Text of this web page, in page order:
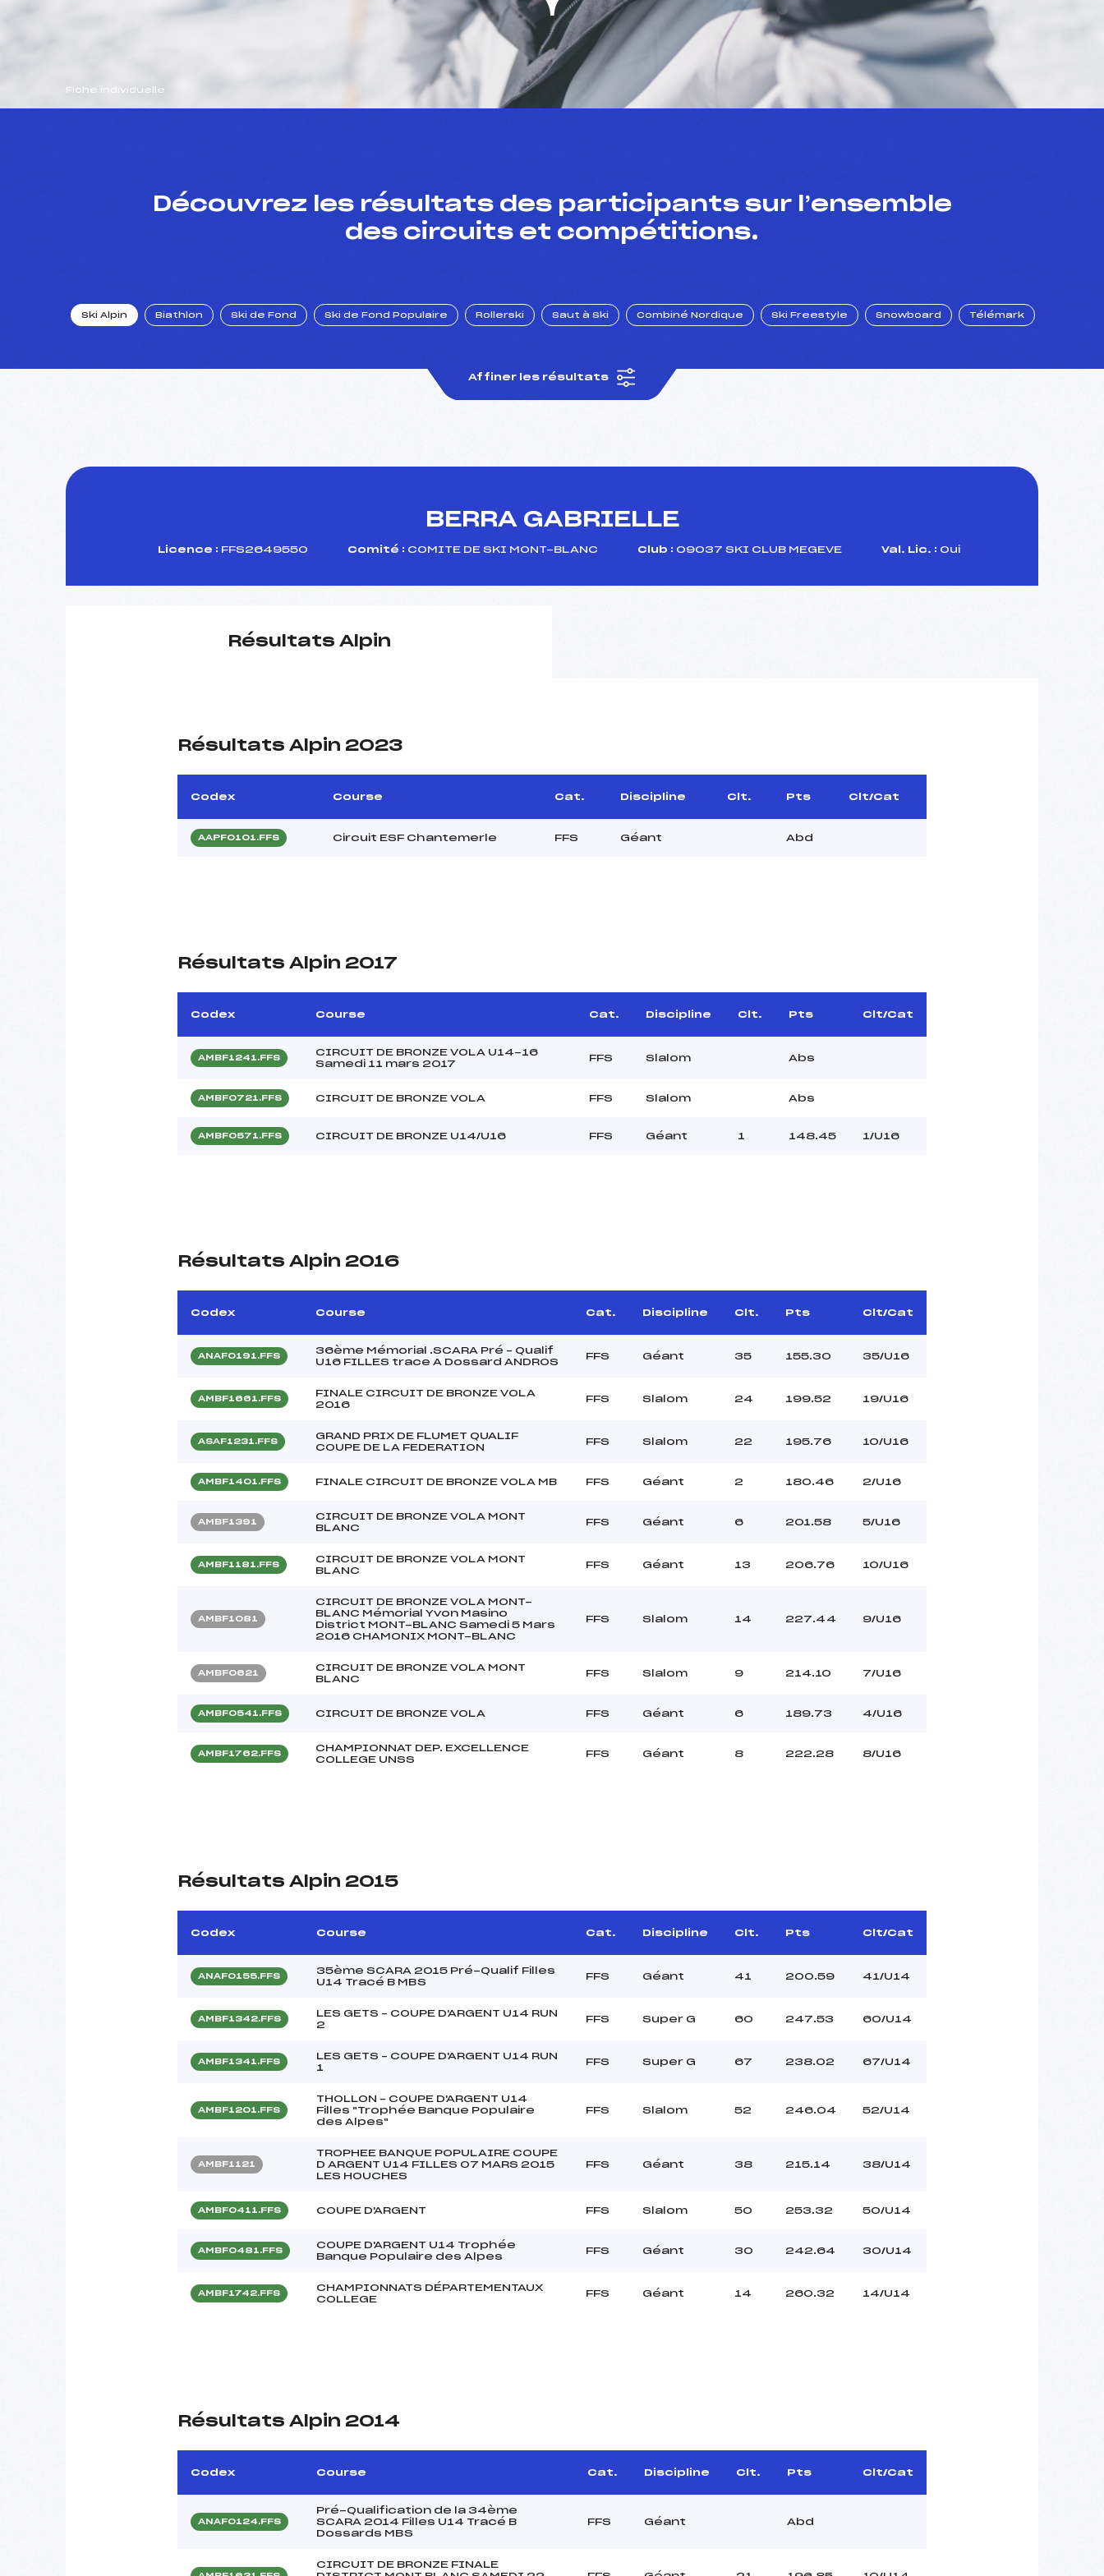
Fiche individuelle
Découvrez les résultats des participants sur l’ensemble
des circuits et compétitions.
Ski Alpin Biathlon Ski de Fond Ski de Fond Populaire Rollerski Saut à Ski Combiné Nordique Ski Freestyle Snowboard Télémark
Affiner les résultats
BERRA GABRIELLE
Licence : FFS2649550 Comité : COMITE DE SKI MONT-BLANC Club : 09037 SKI CLUB MEGEVE Val. Lic. : Oui
Résultats Alpin
Résultats Alpin 2023
Codex Course Cat. Discipline Clt. Pts Clt/Cat
AAPF0101.FFS Circuit ESF Chantemerle FFS Géant Abd
Résultats Alpin 2017
Codex Course Cat. Discipline Clt. Pts Clt/Cat
AMBF1241.FFS
CIRCUIT DE BRONZE VOLA U14-16
Samedi 11 mars 2017
FFS Slalom Abs
AMBF0721.FFS CIRCUIT DE BRONZE VOLA FFS Slalom Abs
AMBF0571.FFS CIRCUIT DE BRONZE U14/U16 FFS Géant 1 148.45 1/U16
Résultats Alpin 2016
Codex Course Cat. Discipline Clt. Pts Clt/Cat
ANAF0191.FFS
36ème Mémorial .SCARA Pré – Qualif
U16 FILLES trace A Dossard ANDROS
FFS Géant 35 155.30 35/U16
AMBF1661.FFS
FINALE CIRCUIT DE BRONZE VOLA
2016
FFS Slalom 24 199.52 19/U16
ASAF1231.FFS
GRAND PRIX DE FLUMET QUALIF
COUPE DE LA FEDERATION
FFS Slalom 22 195.76 10/U16
AMBF1401.FFS FINALE CIRCUIT DE BRONZE VOLA MB FFS Géant 2 180.46 2/U16
AMBF1391
CIRCUIT DE BRONZE VOLA MONT
BLANC
FFS Géant 6 201.58 5/U16
AMBF1181.FFS
CIRCUIT DE BRONZE VOLA MONT
BLANC
FFS Géant 13 206.76 10/U16
AMBF1081
CIRCUIT DE BRONZE VOLA MONT-
BLANC Mémorial Yvon Masino
District MONT-BLANC Samedi 5 Mars
2016 CHAMONIX MONT-BLANC
FFS Slalom 14 227.44 9/U16
AMBF0621
CIRCUIT DE BRONZE VOLA MONT
BLANC
FFS Slalom 9 214.10 7/U16
AMBF0541.FFS CIRCUIT DE BRONZE VOLA FFS Géant 6 189.73 4/U16
AMBF1762.FFS
CHAMPIONNAT DEP. EXCELLENCE
COLLEGE UNSS
FFS Géant 8 222.28 8/U16
Résultats Alpin 2015
Codex Course Cat. Discipline Clt. Pts Clt/Cat
ANAF0155.FFS
35ème SCARA 2015 Pré-Qualif Filles
U14 Tracé B MBS
FFS Géant 41 200.59 41/U14
AMBF1342.FFS
LES GETS – COUPE D'ARGENT U14 RUN
2
FFS Super G 60 247.53 60/U14
AMBF1341.FFS
LES GETS – COUPE D'ARGENT U14 RUN
1
FFS Super G 67 238.02 67/U14
AMBF1201.FFS
THOLLON – COUPE D'ARGENT U14
Filles "Trophée Banque Populaire
des Alpes"
FFS Slalom 52 246.04 52/U14
AMBF1121
TROPHEE BANQUE POPULAIRE COUPE
D ARGENT U14 FILLES 07 MARS 2015
LES HOUCHES
FFS Géant 38 215.14 38/U14
AMBF0411.FFS COUPE D'ARGENT FFS Slalom 50 253.32 50/U14
AMBF0481.FFS
COUPE D'ARGENT U14 Trophée
Banque Populaire des Alpes
FFS Géant 30 242.64 30/U14
AMBF1742.FFS
CHAMPIONNATS DÉPARTEMENTAUX
COLLEGE
FFS Géant 14 260.32 14/U14
Résultats Alpin 2014
Codex Course Cat. Discipline Clt. Pts Clt/Cat
ANAF0124.FFS
Pré-Qualification de la 34ème
SCARA 2014 Filles U14 Tracé B
Dossards MBS
FFS Géant Abd
CIRCUIT DE BRONZE FINALE